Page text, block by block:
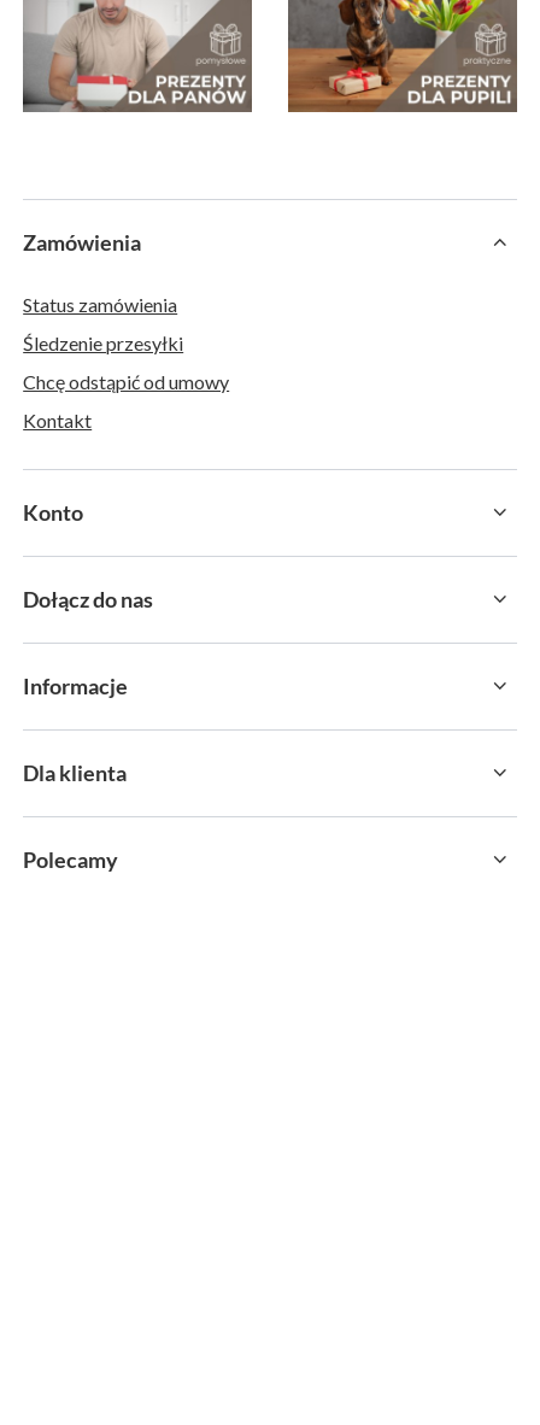
Zamówienia
Status zamówienia
Śledzenie przesyłki
Chcę odstąpić od umowy
Kontakt
Konto
Dołącz do nas
Informacje
Dla klienta
Polecamy